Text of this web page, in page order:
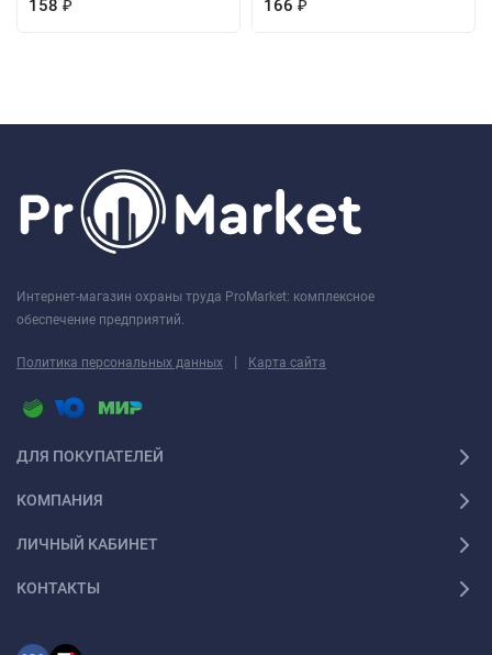
158 ₽ 166 ₽
Интернет-магазин охраны труда ProMarket: комплексное
обеспечение предприятий.
Политика персональных данных | Карта сайта
ДЛЯ ПОКУПАТЕЛЕЙ
КОМПАНИЯ
ЛИЧНЫЙ КАБИНЕТ
КОНТАКТЫ